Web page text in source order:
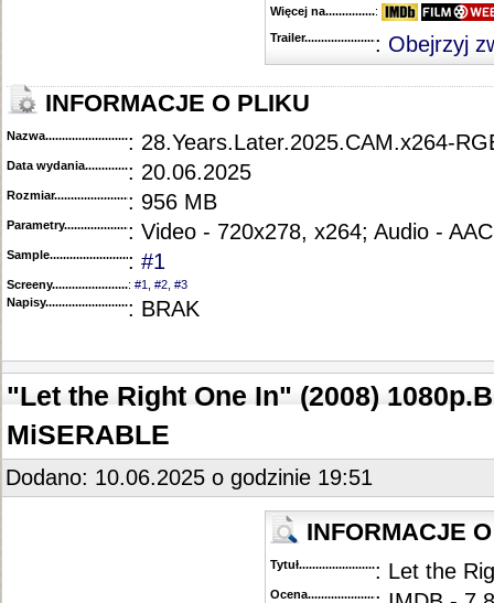
Więcej na........................................
:
Trailer...........................................
: Obejrzyj
INFORMACJE O PLIKU
Nazwa.............................................: 28.Years.Later.2025.CAM.x264-
Data wydania......................................
: 20.06.2025
Rozmiar...........................................
: 956 MB
Parametry.........................................: Video - 720x278, x264; Audio - AAC
Sample............................................
: #1
Screeny...........................................
: #1 #2 #3
Napisy............................................
: BRAK
"Let the Right One In" (2008)
MiSERABLE
Dodano: 10.06.2025 o godzinie 19:51
INFORMACJE
Tytuł............................................
: Let the
Ocena.............................................